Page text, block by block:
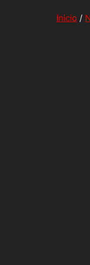
Inicio /